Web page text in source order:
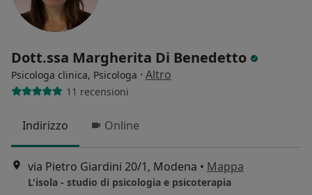
Dott.ssa Margherita Di Benedetto
Psicologa clinica, Psicologa · Altro
11 recensioni
Indirizzo Online
via Pietro Giardini 20/1, Modena • Mappa
L'isola - studio di psicologia e psicoterapia